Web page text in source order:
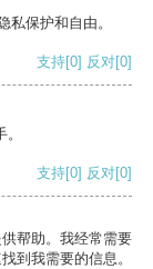
保护和自由。
支持[0] 反对[0]
支持[0] 反对[0]
帮助。我经常需要
到我需要的信息。